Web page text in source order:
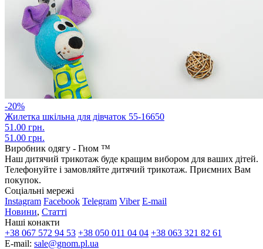
-20%
Жилетка шкільна для дівчаток 55-16650
51.00 грн.
51.00 грн.
Виробник одягу - Гном ™
Наш дитячий трикотаж буде кращим вибором для ваших дітей.
Телефонуйте і замовляйте дитячий трикотаж. Приємних Вам
покупок.
Соціальні мережі
Instagram Facebook Telegram Viber E-mail
Новини, Статті
Наші конакти
+38 067 572 94 53 +38 050 011 04 04 +38 063 321 82 61
E-mail: sale@gnom.pl.ua